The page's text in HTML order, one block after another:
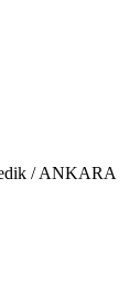
/ ANKARA